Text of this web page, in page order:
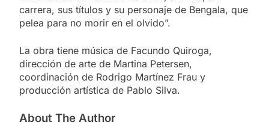
carrera, sus títulos y su personaje de Bengala, que
pelea para no morir en el olvido”.
La obra tiene música de Facundo Quiroga,
dirección de arte de Martina Petersen,
coordinación de Rodrigo Martínez Frau y
producción artística de Pablo Silva.
About The Author